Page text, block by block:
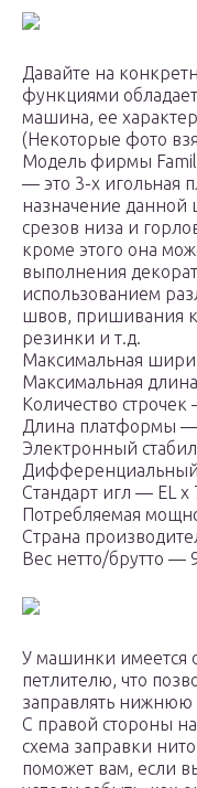
Давайте на
функциями
машина, ее
(Некоторые фото
Модель фирмы
— это 3-х игольная
назначение
срезов низа и
кроме этого она
выполнения
использованием
швов, пришивания
резинки и т.д.
Максимальная
Максимальная
Количество
Длина платформы
Электронный
Дифференциальный
Стандарт игл — EL x
Потребляемая
Страна
Вес нетто/брутто —
У машинки имеется
петлителю, что
заправлять нижнюю
С правой стороны
схема заправки
поможет вам, если